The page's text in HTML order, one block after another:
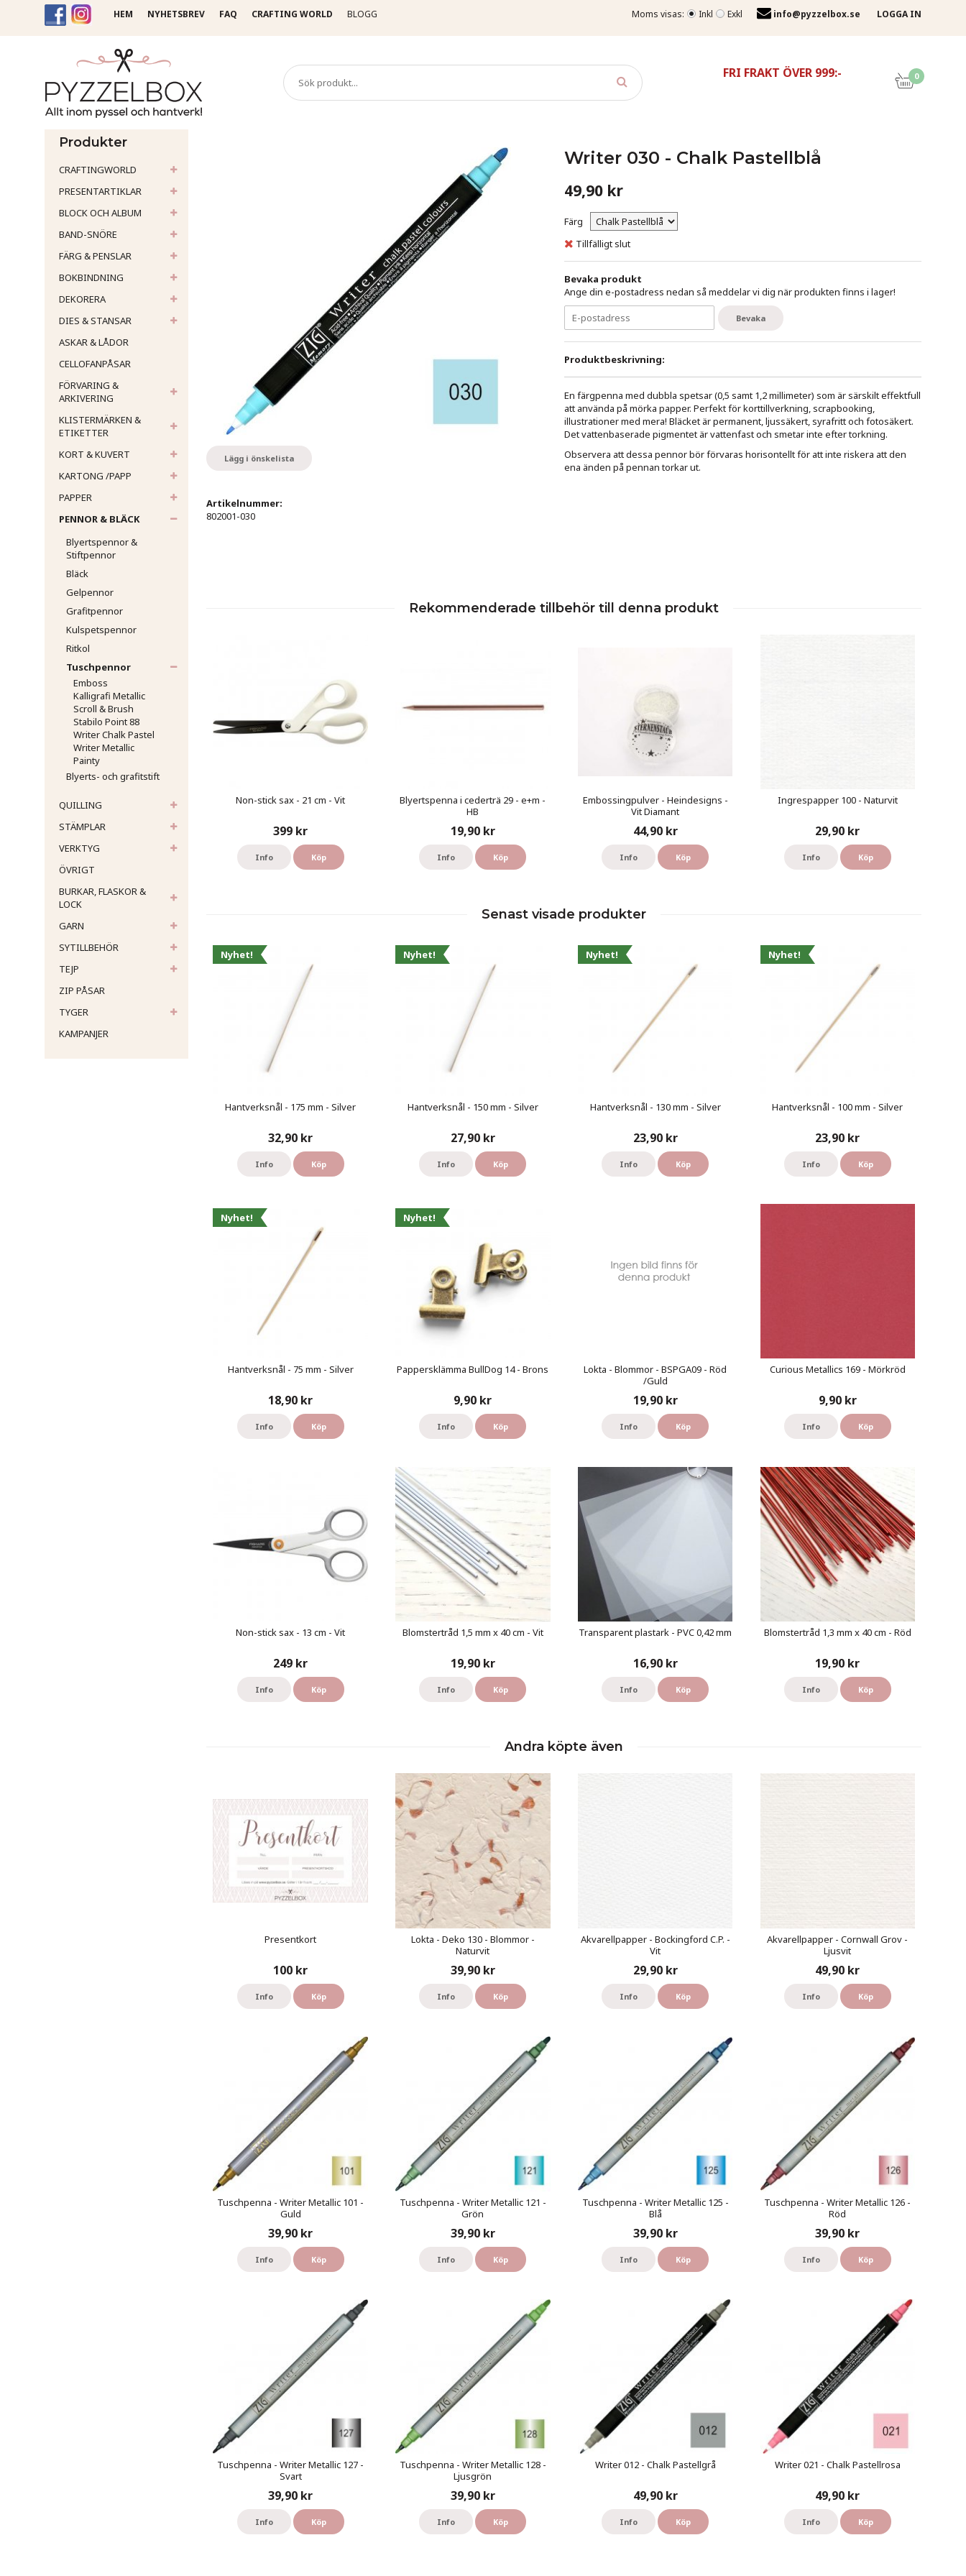
Moms visas: Inkl Exkl info@pyzzelbox.se LOGGA IN
HEM NYHETSBREV FAQ CRAFTING WORLD BLOGG
FRI FRAKT ÖVER 999:- 0
Produkter
CRAFTINGWORLD
PRESENTARTIKLAR
BLOCK OCH ALBUM
BAND-SNÖRE
FÄRG & PENSLAR
BOKBINDNING
DEKORERA
DIES & STANSAR
ASKAR & LÅDOR
CELLOFANPÅSAR
FÖRVARING &
ARKIVERING
KLISTERMÄRKEN &
ETIKETTER
KORT & KUVERT
KARTONG /PAPP
PAPPER
PENNOR & BLÄCK
Blyertspennor &
Stiftpennor
Bläck
Gelpennor
Grafitpennor
Kulspetspennor
Ritkol
Tuschpennor
Emboss
Kalligrafi Metallic
Scroll & Brush
Stabilo Point 88
Writer Chalk Pastel
Writer Metallic
Painty
Blyerts- och grafitstift
QUILLING
STÄMPLAR
VERKTYG
ÖVRIGT
BURKAR, FLASKOR &
LOCK
GARN
SYTILLBEHÖR
TEJP
ZIP PÅSAR
TYGER
KAMPANJER
Writer 030 - Chalk Pastellblå
49,90 kr
Färg
Tillfälligt slut
Bevaka produkt
Ange din e-postadress nedan så meddelar vi dig när produkten finns i lager!
Bevaka
Produktbeskrivning:
En färgpenna med dubbla spetsar (0,5 samt 1,2 millimeter) som är särskilt effektfull
att använda på mörka papper. Perfekt förkorttillverkning, scrapbooking,
illustrationer med mera! Bläcket är permanent, ljussäkert, syrafritt och fotosäkert.
Det vattenbaserade pigmentet är vattenfast och smetar inte efter torkning.
Observera att dessa pennor bör förvaras horisontellt för att inte riskera att den
ena änden på pennan torkar ut.
Lägg i önskelista
Artikelnummer:
802001-030
Rekommenderade tillbehör till denna produkt
Non-stick sax - 21 cm - Vit
399 kr
Info Köp
Blyertspenna i cederträ 29 - e+m -
HB
19,90 kr
Info Köp
Embossingpulver - Heindesigns -
Vit Diamant
44,90 kr
Info Köp
Ingrespapper 100 - Naturvit
29,90 kr
Info Köp
Senast visade produkter
Nyhet!
Hantverksnål - 175 mm - Silver
32,90 kr
Info Köp
Nyhet!
Hantverksnål - 150 mm - Silver
27,90 kr
Info Köp
Nyhet!
Hantverksnål - 130 mm - Silver
23,90 kr
Info Köp
Nyhet!
Hantverksnål - 100 mm - Silver
23,90 kr
Info Köp
Nyhet!
Hantverksnål - 75 mm - Silver
18,90 kr
Info Köp
Nyhet!
Pappersklämma BullDog 14 - Brons
9,90 kr
Info Köp
Lokta - Blommor - BSPGA09 - Röd
/Guld
19,90 kr
Info Köp
Curious Metallics 169 - Mörkröd
9,90 kr
Info Köp
Non-stick sax - 13 cm - Vit
249 kr
Info Köp
Blomstertråd 1,5 mm x 40 cm - Vit
19,90 kr
Info Köp
Transparent plastark - PVC 0,42 mm
16,90 kr
Info Köp
Blomstertråd 1,3 mm x 40 cm - Röd
19,90 kr
Info Köp
Andra köpte även
Presentkort
100 kr
Info Köp
Lokta - Deko 130 - Blommor -
Naturvit
39,90 kr
Info Köp
Akvarellpapper - Bockingford C.P. -
Vit
29,90 kr
Info Köp
Akvarellpapper - Cornwall Grov -
Ljusvit
49,90 kr
Info Köp
Tuschpenna - Writer Metallic 101 -
Guld
39,90 kr
Info Köp
Tuschpenna - Writer Metallic 121 -
Grön
39,90 kr
Info Köp
Tuschpenna - Writer Metallic 125 -
Blå
39,90 kr
Info Köp
Tuschpenna - Writer Metallic 126 -
Röd
39,90 kr
Info Köp
Tuschpenna - Writer Metallic 127 -
Svart
39,90 kr
Info Köp
Tuschpenna - Writer Metallic 128 -
Ljusgrön
39,90 kr
Info Köp
Writer 012 - Chalk Pastellgrå
49,90 kr
Info Köp
Writer 021 - Chalk Pastellrosa
49,90 kr
Info Köp